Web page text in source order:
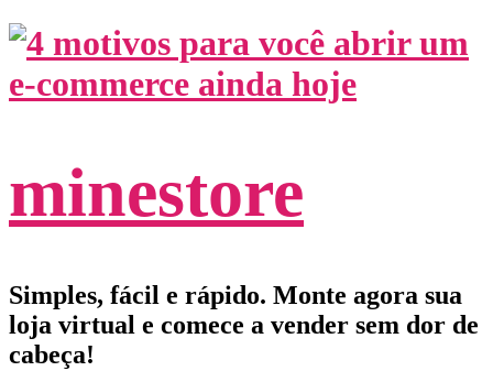
minestore
Simples, fácil e rápido. Monte agora sua
loja virtual e comece a vender sem dor de
cabeça!